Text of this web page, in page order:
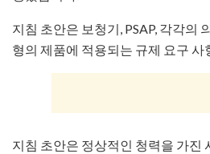
지침 초안은 보청기, PSAP, 각각의
형의 제품에 적용되는 규제 요구 사
지침 초안은 정상적인 청력을 가진